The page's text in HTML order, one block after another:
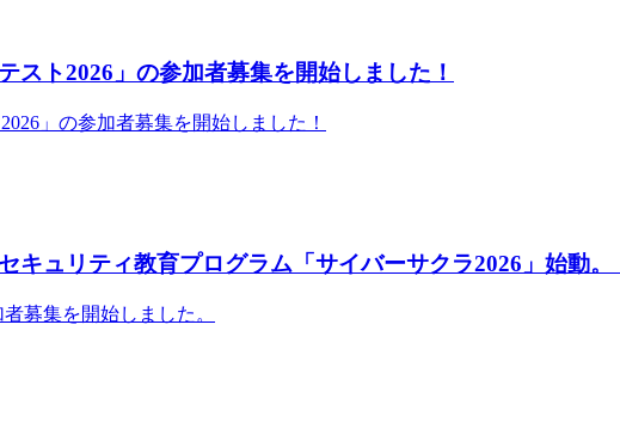
スト2026」の参加者募集を開始しました！
」の参加者募集を開始しました！
キュリティ教育プログラム「サイバーサクラ2026」始動
募集を開始しました。